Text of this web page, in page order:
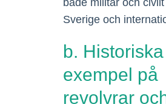
både militär och civilt
Sverige och
b. Historiska
exempel på
revolvrar